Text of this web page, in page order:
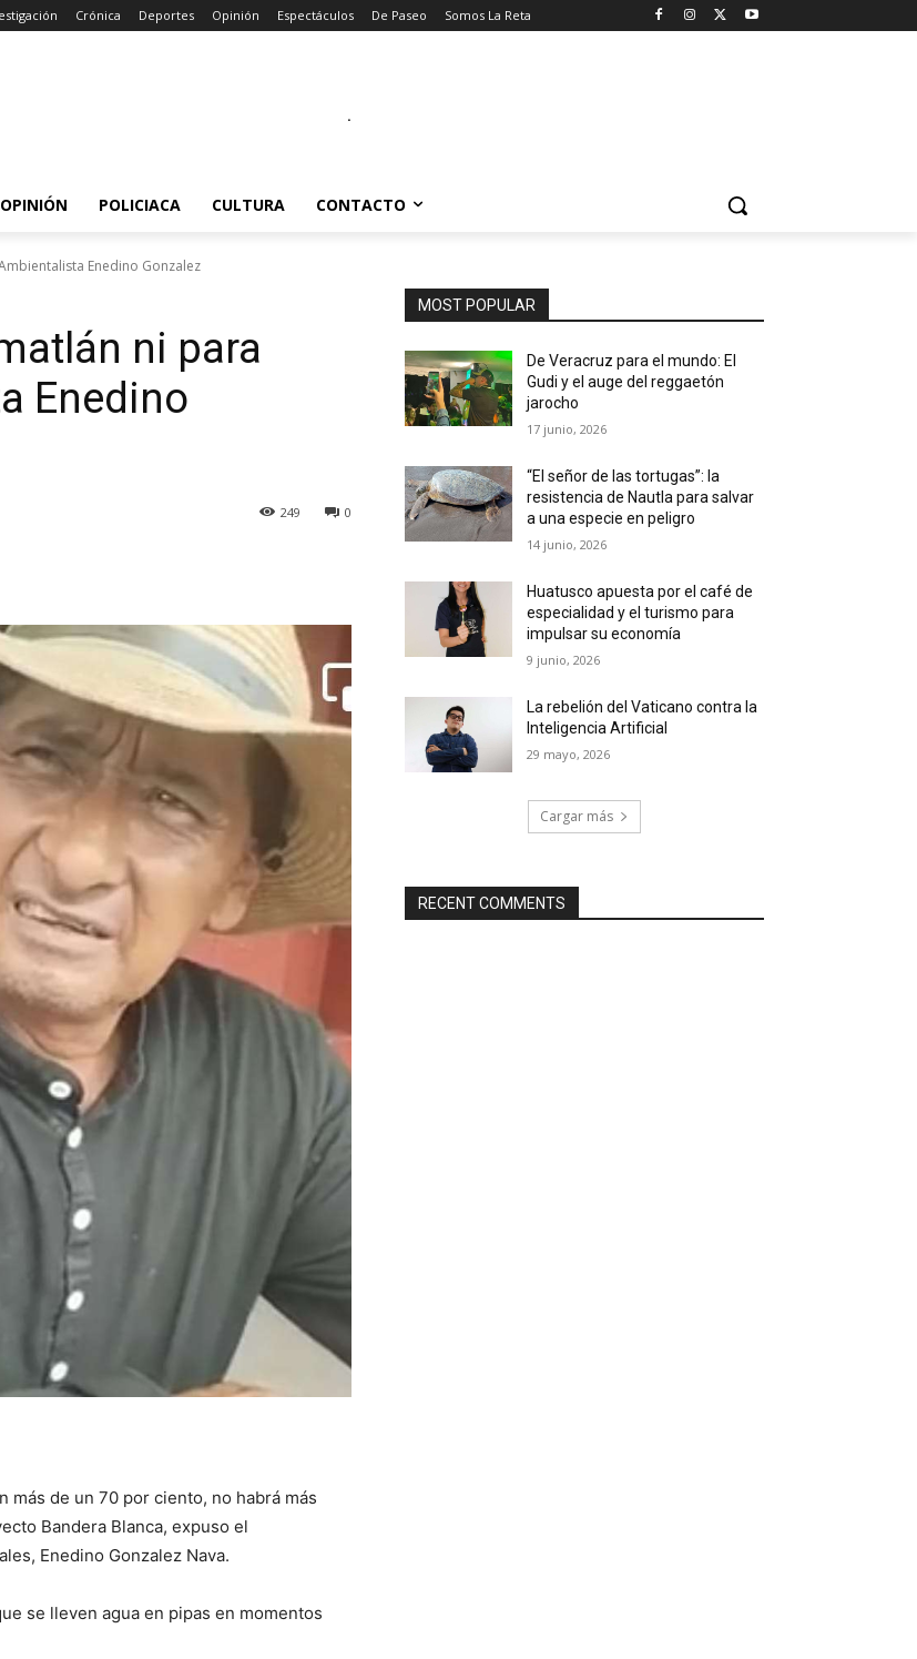
Crónica Deportes Opinión Espectáculos De Paseo Somos La Reta
.
OPINIÓN POLICIACA CULTURA CONTACTO
Enedino Gonzalez
ni para
Enedino
0
249
más de un 70 por ciento, no habrá más
Bandera Blanca, expuso el
Enedino Gonzalez Nava.
se lleven agua en pipas en momentos
MOST POPULAR
De Veracruz para el mundo: El
Gudi y el auge del reggaetón
jarocho
17 junio, 2026
“El señor de las tortugas”: la
resistencia de Nautla para salvar
a una especie en peligro
14 junio, 2026
Huatusco apuesta por el café de
especialidad y el turismo para
impulsar su economía
9 junio, 2026
La rebelión del Vaticano contra la
Inteligencia Artificial
29 mayo, 2026
Cargar más
RECENT COMMENTS